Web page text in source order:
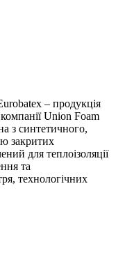
– продукція
Union Foam
з синтетичного,
закритих
для теплоізоляції
та
технологічних